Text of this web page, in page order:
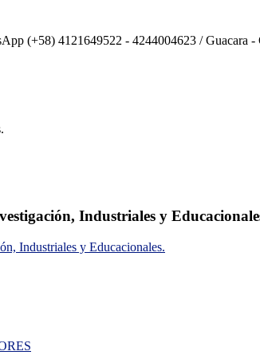
(+58) 4121649522 - 4244004623 / Guacara
Industriales y